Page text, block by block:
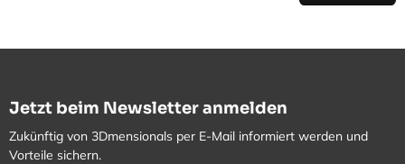
Jetzt beim Newsletter anmelden
Zukünftig von 3Dmensionals per E-Mail informiert werden und
Vorteile sichern.